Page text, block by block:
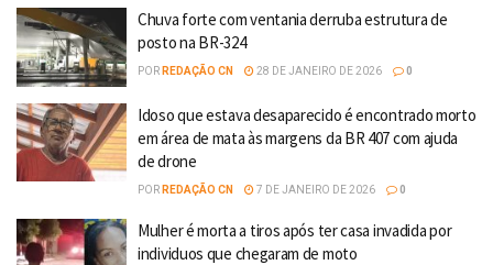
Chuva forte com ventania derruba estrutura de
posto na BR-324
POR REDAÇÃO CN 28 DE JANEIRO DE 2026 0
Idoso que estava desaparecido é encontrado morto
em área de mata às margens da BR 407 com ajuda
de drone
POR REDAÇÃO CN 7 DE JANEIRO DE 2026 0
Mulher é morta a tiros após ter casa invadida por
individuos que chegaram de moto